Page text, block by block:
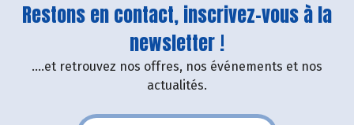
Restons en contact, inscrivez-vous à la
newsletter !
....et retrouvez nos offres, nos événements et nos
actualités.